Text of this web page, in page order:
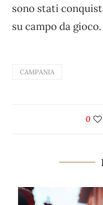
sono stati
su campo da gioco.
CAMPANIA
0